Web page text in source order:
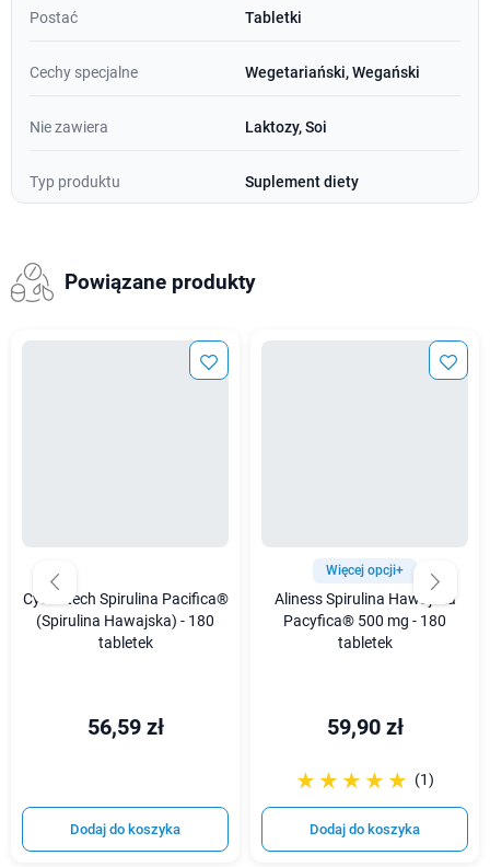
Postać Tabletki
Cechy specjalne Wegetariański, Wegański
Nie zawiera Laktozy, Soi
Typ produktu Suplement diety
Powiązane produkty
Cyanotech Spirulina Pacifica®
(Spirulina Hawajska) - 180
tabletek
56,59 zł
Dodaj do koszyka
Więcej opcji+
Aliness Spirulina Hawajska
Pacyfica® 500 mg - 180
tabletek
59,90 zł
☆☆☆☆☆
★★★★★ (1)
Dodaj do koszyka